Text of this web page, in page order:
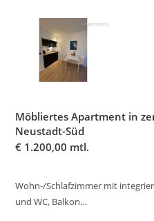
Möbliertes Apartment in
Neustadt-Süd
€ 1.200,00 mtl.
Wohn-/Schlafzimmer mit
und WC, Balkon…